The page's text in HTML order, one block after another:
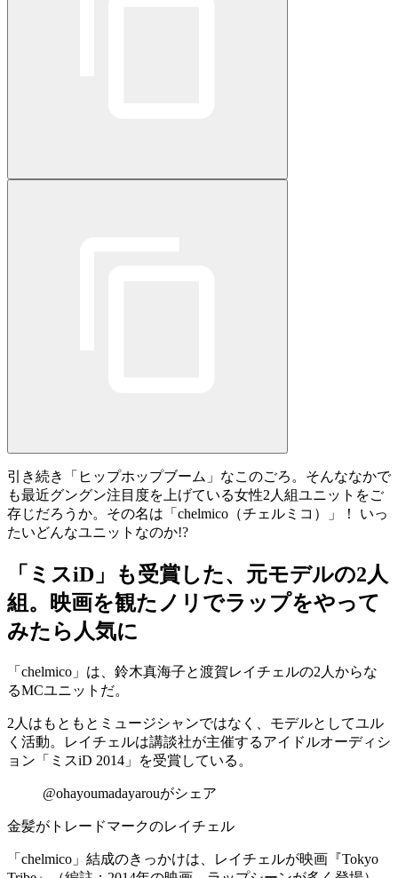
引き続き「ヒップホップブーム」なこのごろ。そんななかで
も最近グングン注目度を上げている女性2人組ユニットをご
存じだろうか。その名は「 chelmico（チェルミコ）
」！ いっ
たいどんなユニットなのか!?
「ミスiD」も受賞した、元モデルの2人
組。映画を観たノリでラップをやって
みたら人気に
「chelmico」は、 鈴木真海子と渡賀レイチェルの2人からな
るMCユニットだ。
2人はもともとミュージシャンではなく、モデルとしてユル
く活動。レイチェルは講談社が主催するアイドルオーディシ
ョン「 ミスiD 2014 」を受賞している。
@ohayoumadayarouがシェア
金髪がトレードマークのレイチェル
「chelmico」結成のきっかけは、レイチェルが映画『Tokyo